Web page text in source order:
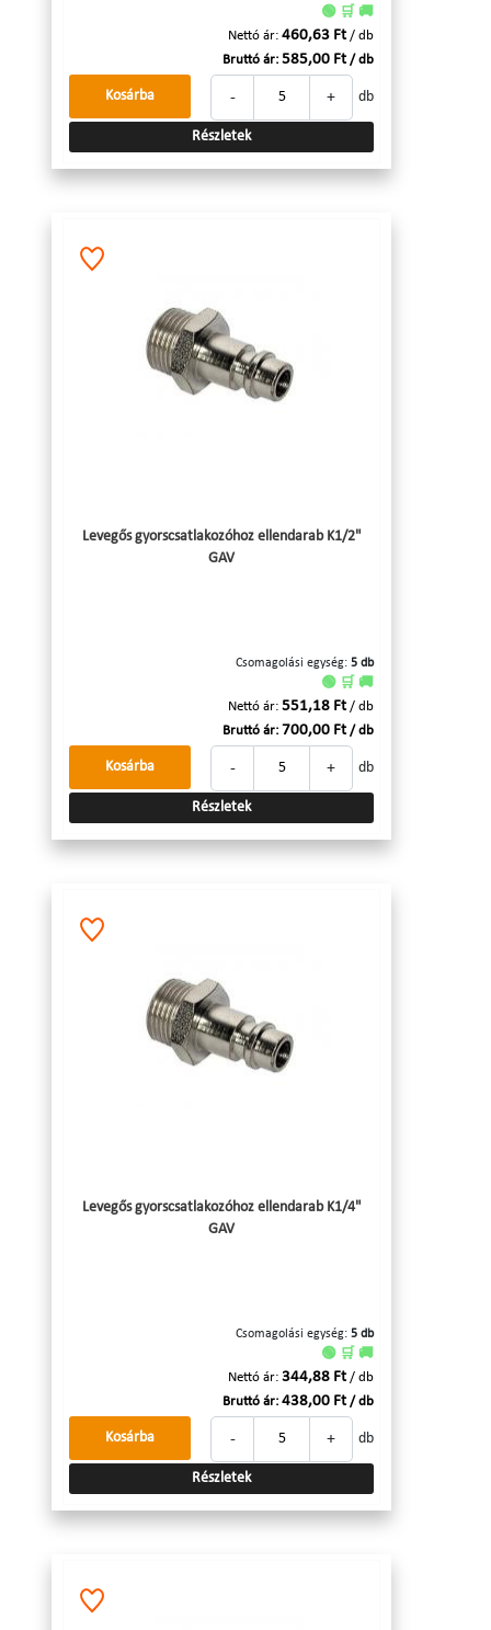
🟢 🛒 🚚
Nettó ár: 460,63 Ft / db
Bruttó ár: 585,00 Ft / db
- + db
Kosárba
Részletek
Levegős gyorscsatlakozóhoz ellendarab K1/2"
GAV
Csomagolási egység: 5 db
🟢 🛒 🚚
Nettó ár: 551,18 Ft / db
Bruttó ár: 700,00 Ft / db
- + db
Kosárba
Részletek
Levegős gyorscsatlakozóhoz ellendarab K1/4"
GAV
Csomagolási egység: 5 db
🟢 🛒 🚚
Nettó ár: 344,88 Ft / db
Bruttó ár: 438,00 Ft / db
- + db
Kosárba
Részletek